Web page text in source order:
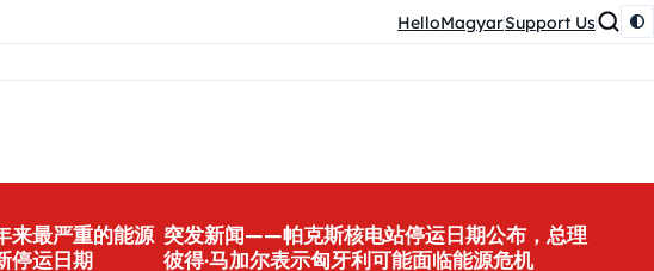
HelloMagyarSupport Us
来最严重的能源
停运日期
突发新闻——帕克斯核电站停运日期公布，总理
彼得·马加尔表示匈牙利可能面临能源危机